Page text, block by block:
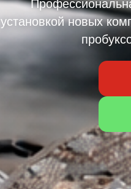
установкой новых